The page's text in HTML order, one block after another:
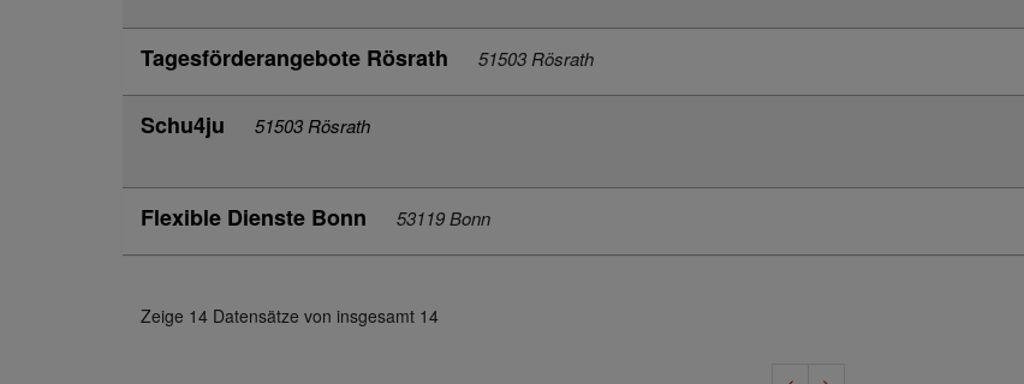
Tagesförderangebote Rösrath 51503 Rösrath
Schu4ju 51503 Rösrath
Flexible Dienste Bonn 53119 Bonn
Zeige 14 Datensätze von insgesamt 14